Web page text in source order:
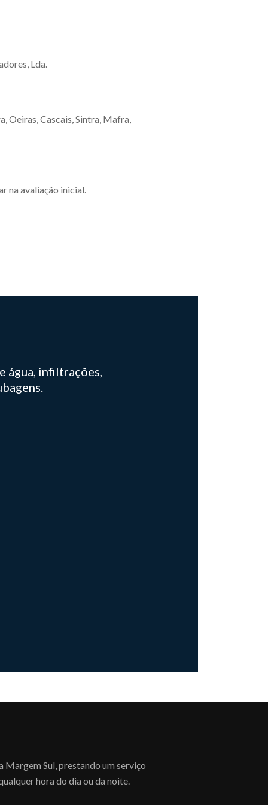
Lda.
Oeiras, Cascais, Sintra, Mafra,
na avaliação inicial.
água, infiltrações,
Margem Sul, prestando um serviço
hora do dia ou da noite.